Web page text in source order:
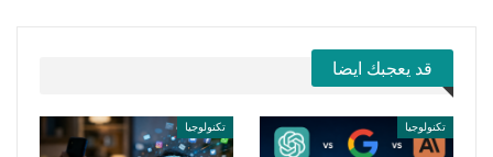
قد يعجبك ايضا
تكنولوجيا تكنولوجيا